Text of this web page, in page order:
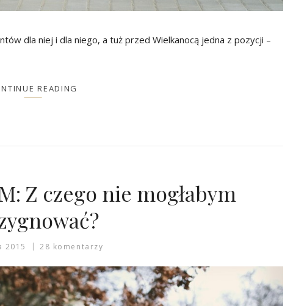
dla niej i dla niego, a tuż przed Wielkanocą jedna z pozycji –
READING
Z czego nie mogłabym
2015 28 komentarzy